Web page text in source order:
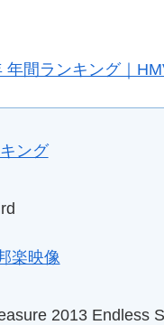
年間ランキング｜
ング
楽映像
2013 Endless